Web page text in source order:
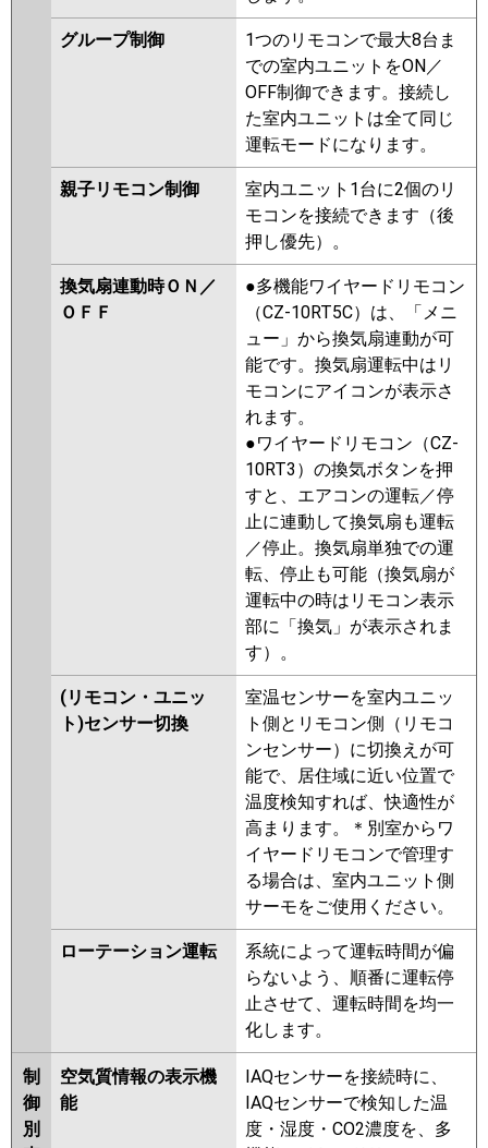
グループ制御
1つのリモコンで最大8台ま
での室内ユニットをON／
OFF制御できます。接続し
た室内ユニットは全て同じ
運転モードになります。
親子リモコン制御
室内ユニット1台に2個のリ
モコンを接続できます（後
押し優先）。
換気扇連動時ＯＮ／
ＯＦＦ
●多機能ワイヤードリモコン
（CZ-10RT5C）は、「メニ
ュー」から換気扇連動が可
能です。換気扇運転中はリ
モコンにアイコンが表示さ
れます。
●ワイヤードリモコン（CZ-
10RT3）の換気ボタンを押
すと、エアコンの運転／停
止に連動して換気扇も運転
／停止。換気扇単独での運
転、停止も可能（換気扇が
運転中の時はリモコン表示
部に「換気」が表示されま
す）。
(リモコン・ユニッ
ト)センサー切換
室温センサーを室内ユニッ
ト側とリモコン側（リモコ
ンセンサー）に切換えが可
能で、居住域に近い位置で
温度検知すれば、快適性が
高まります。＊別室からワ
イヤードリモコンで管理す
る場合は、室内ユニット側
サーモをご使用ください。
ローテーション運転
系統によって運転時間が偏
らないよう、順番に運転停
止させて、運転時間を均一
化します。
制
御
別
空気質情報の表示機
能
IAQセンサーを接続時に、
IAQセンサーで検知した温
度・湿度・CO2濃度を、多